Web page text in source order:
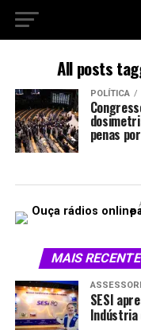
All posts
POLÍTICA
penas
MAIS
SESI
Indústria